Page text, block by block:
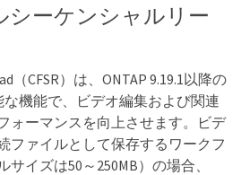
シーケンシャルリー
（CFSR）は、ONTAP 9.19.1以降の
な機能で、ビデオ編集および関連
ォーマンスを向上させます。ビデ
ファイルとして保存するワークフ
イズは50～250MB）の場合、